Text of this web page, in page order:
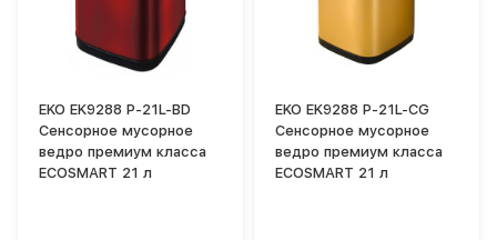
EKO EK9288 P-21L-BD
Сенсорное мусорное
ведро премиум класса
ECOSMART 21 л
EKO EK9288 P-21L-CG
Сенсорное мусорное
ведро премиум класса
ECOSMART 21 л